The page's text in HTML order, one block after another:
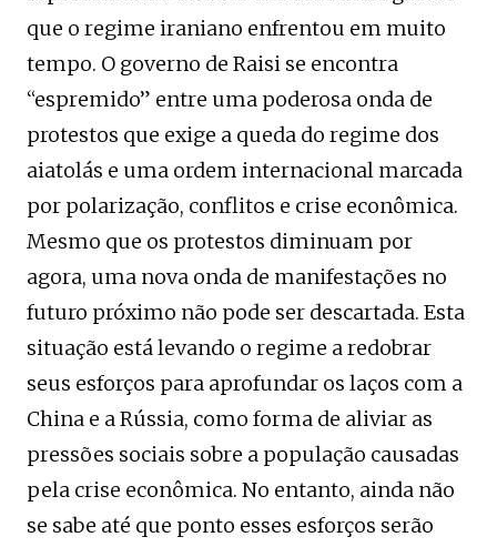
que o regime iraniano enfrentou em muito
tempo. O governo de Raisi se encontra
“espremido” entre uma poderosa onda de
protestos que exige a queda do regime dos
aiatolás e uma ordem internacional marcada
por polarização, conflitos e crise econômica.
Mesmo que os protestos diminuam por
agora, uma nova onda de manifestações no
futuro próximo não pode ser descartada. Esta
situação está levando o regime a redobrar
seus esforços para aprofundar os laços com a
China e a Rússia, como forma de aliviar as
pressões sociais sobre a população causadas
pela crise econômica. No entanto, ainda não
se sabe até que ponto esses esforços serão